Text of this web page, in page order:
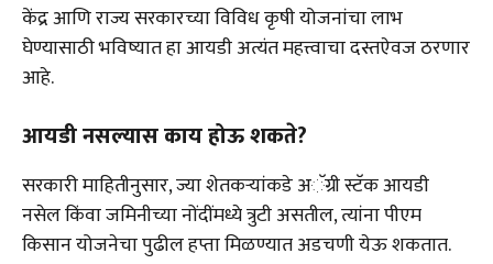
केंद्र आणि राज्य सरकारच्या विविध कृषी योजनांचा लाभ
घेण्यासाठी भविष्यात हा आयडी अत्यंत महत्त्वाचा दस्तऐवज ठरणार
आहे.
आयडी नसल्यास काय होऊ शकते?
सरकारी माहितीनुसार, ज्या शेतकऱ्यांकडे अॅग्री स्टॅक आयडी
नसेल किंवा जमिनीच्या नोंदींमध्ये त्रुटी असतील, त्यांना पीएम
किसान योजनेचा पुढील हप्ता मिळण्यात अडचणी येऊ शकतात.